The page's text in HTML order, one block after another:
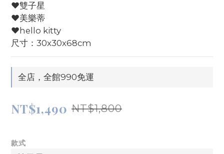
♥️雙子星
♥️美樂蒂
♥️hello kitty
尺寸：30x30x68cm
全店，全館990免運
NT$1,490 NT$1,800
款式